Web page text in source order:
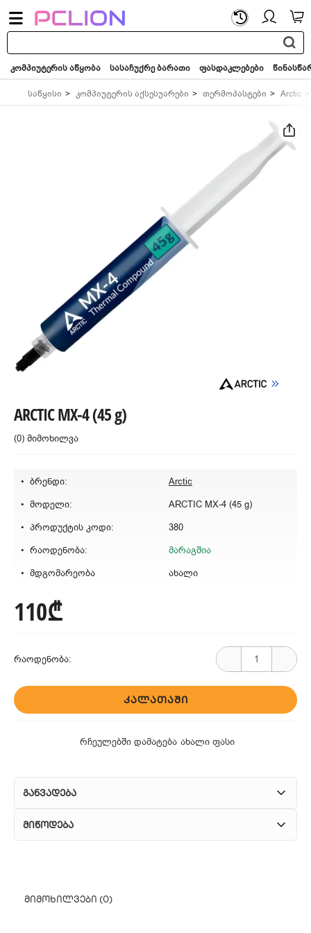
საძიებო
სიტყვა...
კომპიუტერის აწყობა სასაჩუქრე ბარათი ფასდაკლებები
საწყისი კომპიუტერის აქსესუარები თერმოპასტები Arctic
ARCTIC MX-4 (45 g)
(0) მიმოხილვა
ბრენდი:
Arctic
მოდელი:
ARCTIC MX-4 (45 g)
პროდუქტის კოდი:
380
რაოდენობა:
მარაგშია
მდგომარეობა
ახალი
110₾
რაოდენობა:
ᲙᲐᲚᲐᲗᲐᲨᲘ
რჩეულებში დამატება ახალი ფასი
განვადება
მიწოდება
თბილისის მასშტაბით.
მიმოხილვები (0)